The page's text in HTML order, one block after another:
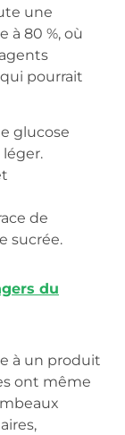
une
à 80 %, où
pourrait
glucose
de
sucrée.
du
à un produit
ont même